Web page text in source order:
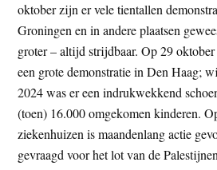
oktober zijn er vele tientallen
Groningen en in andere plaatsen
groter – altijd strijdbaar. Op 29
een grote demonstratie in Den Haag;
2024 was er een indrukwekkend
(toen) 16.000 omgekomen kinderen.
ziekenhuizen is maandenlang actie
gevraagd voor het lot van de